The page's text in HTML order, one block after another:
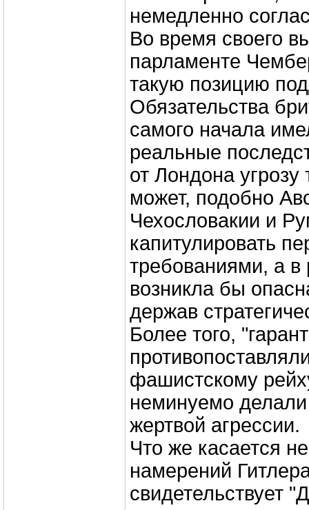
немедленно
Во время своего
парламенте
такую позицию
Обязательства
самого начала
реальные
от Лондона
может, подобно
Чехословакии и
капитулировать
требованиями, а в
возникла бы
держав
Более того,
фашистскому
неминуемо
жертвой агрессии.
Что же касается
намерений
свидетельствует